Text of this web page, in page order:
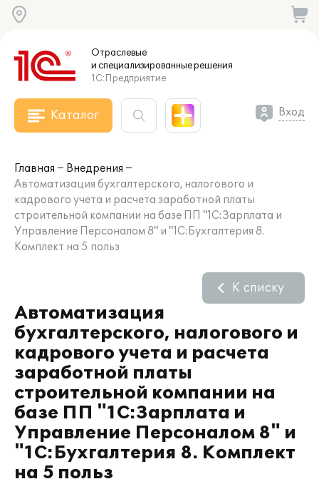
Отраслевые
и специализированныерешения
1С:Предприятие
Каталог Вход
Главная
Внедрения
Автоматизация бухгалтерского, налогового и
кадрового учета и расчета заработной платы
строительной компании на базе ПП "1С:Зарплата и
Управление Персоналом 8" и "1С:Бухгалтерия 8.
Комплект на 5 польз
Автоматизация
бухгалтерского, налогового и
кадрового учета и расчета
заработной платы
строительной компании на
базе ПП "1С:Зарплата и
Управление Персоналом 8" и
"1С:Бухгалтерия 8. Комплект
на 5 польз
К списку